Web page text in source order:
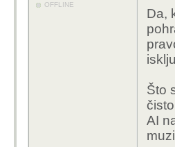
OFFLINE
Da,
Što
AI